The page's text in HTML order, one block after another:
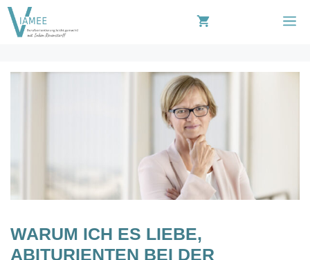
Zum
Inhalt
WARUM ICH ES LIEBE,
ABITURIENTEN BEI DER